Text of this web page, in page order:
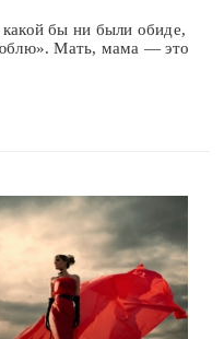
бы ни были обиде,
Мать, мама — это